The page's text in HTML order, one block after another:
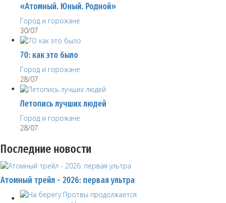
«Атомный. Юный. Родной»
Город и горожане
30/07
70: как это было
Город и горожане
28/07
Летопись лучших людей
Город и горожане
28/07
Последние новости
Атомный трейл - 2026: первая ультра